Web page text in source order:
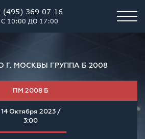
(495) 369 07 16
С 10:00 ДО 17:00
Г. МОСКВЫ ГРУППА Б 2008
ПМ 2008 Б
14 Октября 2023 /
3:00